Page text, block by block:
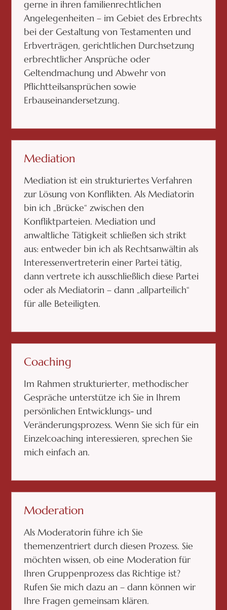
gerne in ihren familienrechtlichen
Angelegenheiten – im Gebiet des Erbrechts
bei der Gestaltung von Testamenten und
Erbverträgen, gerichtlichen Durchsetzung
erbrechtlicher Ansprüche oder
Geltendmachung und Abwehr von
Pflichtteilsansprüchen sowie
Erbauseinandersetzung.
Mediation
Mediation ist ein strukturiertes Verfahren
zur Lösung von Konflikten. Als Mediatorin
bin ich „Brücke“ zwischen den
Konfliktparteien. Mediation und
anwaltliche Tätigkeit schließen sich strikt
aus: entweder bin ich als Rechtsanwältin als
Interessenvertreterin einer Partei tätig,
dann vertrete ich ausschließlich diese Partei
oder als Mediatorin – dann „allparteilich“
für alle Beteiligten.
Coaching
Im Rahmen strukturierter, methodischer
Gespräche unterstütze ich Sie in Ihrem
persönlichen Entwicklungs- und
Veränderungsprozess. Wenn Sie sich für ein
Einzelcoaching interessieren, sprechen Sie
mich einfach an.
Moderation
Als Moderatorin führe ich Sie
themenzentriert durch diesen Prozess. Sie
möchten wissen, ob eine Moderation für
Ihren Gruppenprozess das Richtige ist?
Rufen Sie mich dazu an – dann können wir
Ihre Fragen gemeinsam klären.